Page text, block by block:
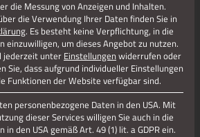
Pop up Fenster
die Messung von Anzeigen und Inhalten.
die Verwendung Ihrer Daten finden Sie in
. Es besteht keine Verpflichtung, in die
einzuwilligen, um dieses Angebot zu nutzen.
jederzeit unterEinstellungen widerrufen oder
Sie, dass aufgrund individueller Einstellungen
Funktionen der Website verfügbar sind.
personenbezogene Daten in den USA. Mit
dieser Services willigen Sie auch in die
den USA gemäß Art. 49 (1) lit. a GDPR ein.